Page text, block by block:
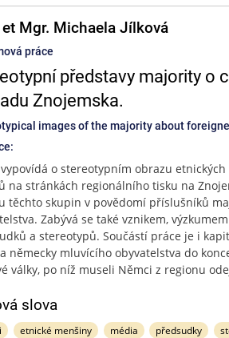
et Mgr. Michaela Jílková
práce
představy majority o
Znojemska.
images of the majority about
vypovídá o stereotypním obrazu
na stránkách regionálního tisku na
těchto skupin v povědomí příslušníků
Zabývá se také vznikem,
a stereotypů. Součástí práce je i
německy mluvícího obyvatelstva do
války, po níž museli Němci z regionu
slova
etnické menšiny média předsudky